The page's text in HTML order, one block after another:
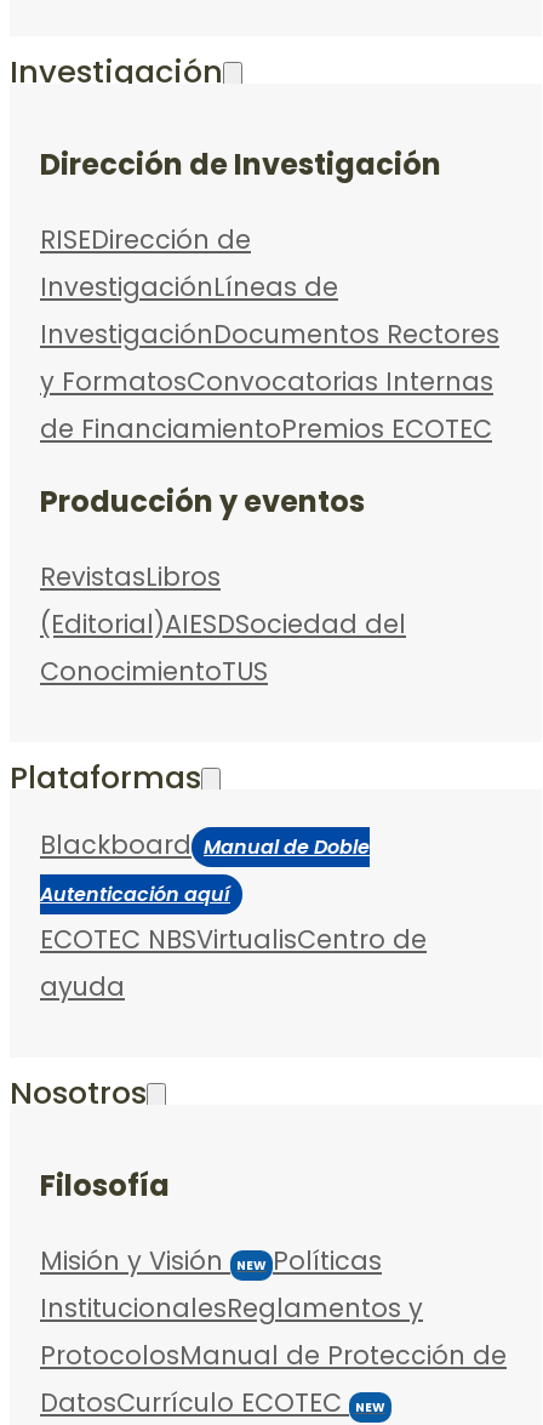
Investigación
Dirección de Investigación
RISEDirección de
InvestigaciónLíneas de
InvestigaciónDocumentos Rectores
y FormatosConvocatorias Internas
de FinanciamientoPremios ECOTEC
Producción y eventos
RevistasLibros
(Editorial)AIESDSociedad del
ConocimientoTUS
Plataformas
Blackboard Manual de Doble
Autenticación aquí
ECOTEC NBSVirtualisCentro de
ayuda
Nosotros
Filosofía
Misión y Visión NEW Políticas
InstitucionalesReglamentos y
ProtocolosManual de Protección de
DatosCurrículo ECOTEC NEW